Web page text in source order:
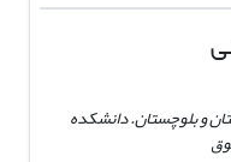
و بلوچستان. دانشکده